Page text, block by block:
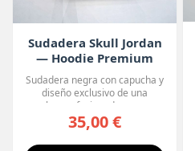
Sudadera Skull Jordan
— Hoodie Premium
Sudadera negra con capucha y
diseño exclusivo de una
calavera fusionada con u...
35,00 €